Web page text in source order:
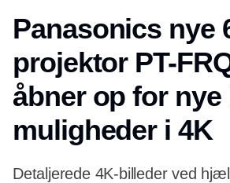
Panasonics nye
projektor PT-
åbner op for nye
muligheder i 4K
Detaljerede 4K-billeder ved